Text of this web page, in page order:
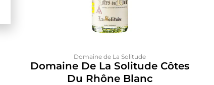
Domaine de La Solitude
Domaine De La Solitude Côtes
Du Rhône Blanc